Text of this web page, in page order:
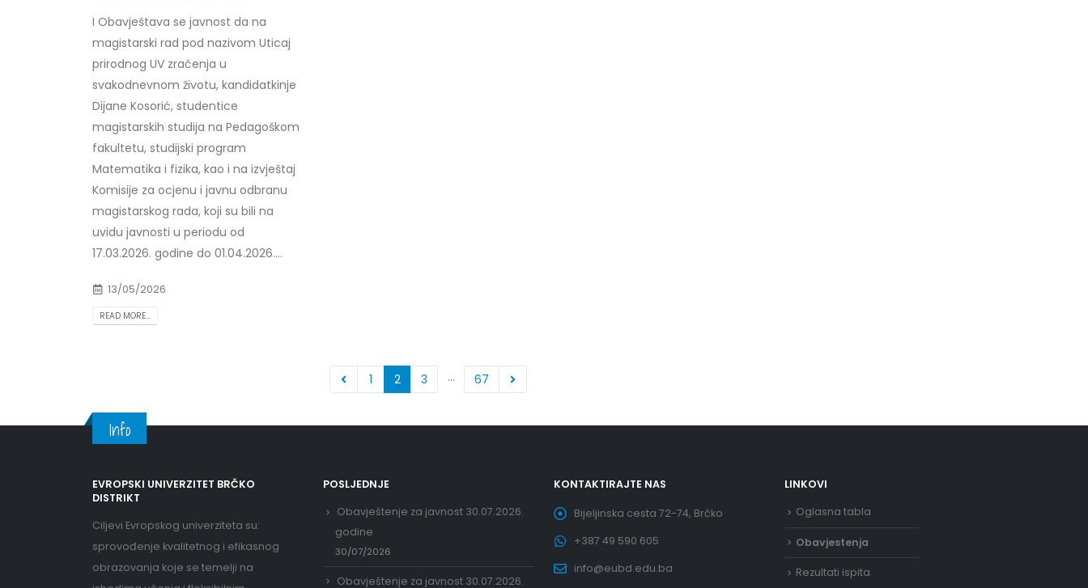
I Obavještava se javnost da na
magistarski rad pod nazivom Uticaj
prirodnog UV zračenja u
svakodnevnom životu, kandidatkinje
Dijane Kosorić, studentice
magistarskih studija na Pedagoškom
fakultetu, studijski program
Matematika i fizika, kao i na izvještaj
Komisije za ocjenu i javnu odbranu
magistarskog rada, koji su bili na
uvidu javnosti u periodu od
17.03.2026. godine do 01.04.2026....
13/05/2026
READ MORE...
1 2 3 … 67
Info
EVROPSKI UNIVERZITET BRČKO
DISTRIKT
Ciljevi Evropskog univerziteta su:
sprovođenje kvalitetnog i efikasnog
obrazovanja koje se temelji na
POSLJEDNJE
Obavještenje za javnost 30.07.2026.
godine
30/07/2026
Obavještenje za javnost 30.07.2026.
KONTAKTIRAJTE NAS
Bijeljinska cesta 72-74, Brčko
+387 49 590 605
info@eubd.edu.ba
LINKOVI
Oglasna tabla
Obavjestenja
Rezultati ispita